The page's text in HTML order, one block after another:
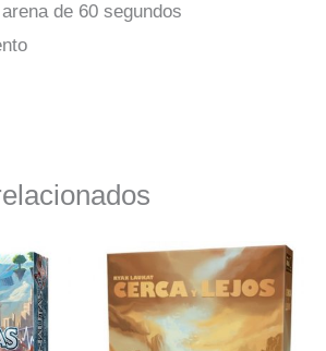
de 60 segundos